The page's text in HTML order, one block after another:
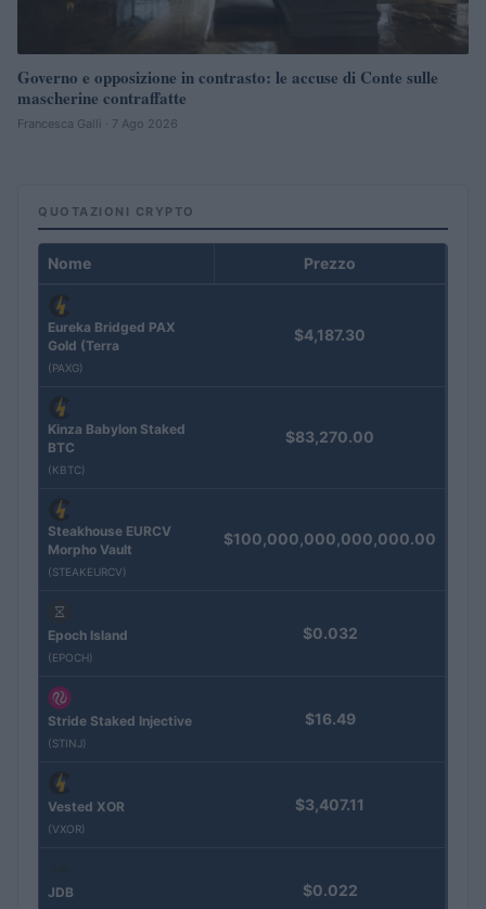
Governo e opposizione in contrasto: le accuse di Conte sulle
mascherine contraffatte
Francesca Galli · 7 Ago 2026
QUOTAZIONI CRYPTO
Nome Prezzo
Eureka Bridged PAX
Gold (Terra
(PAXG)
$4,187.30
Kinza Babylon Staked
BTC
(KBTC)
$83,270.00
Steakhouse EURCV
Morpho Vault
(STEAKEURCV)
$100,000,000,000,000.00
Epoch Island
(EPOCH)
$0.032
Stride Staked Injective
(STINJ)
$16.49
Vested XOR
(VXOR)
$3,407.11
JDB $0.022